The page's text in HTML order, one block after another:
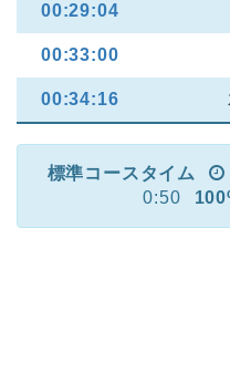
00:29:04
00:33:00
00:34:16
標準コースタイム
0:50